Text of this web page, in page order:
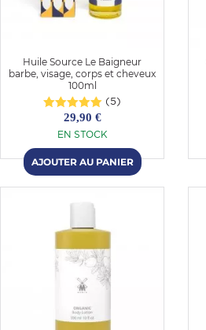
Huile Source Le Baigneur
barbe, visage, corps et cheveux
100ml
(5)
29,90 €
EN STOCK